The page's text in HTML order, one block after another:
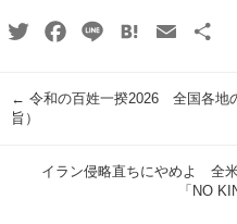
TwitterFacebook
Line HatenaEmail
← 令和の百姓一揆2026 全国各地
旨）
イラン侵略直ちにやめよ 全
「NO